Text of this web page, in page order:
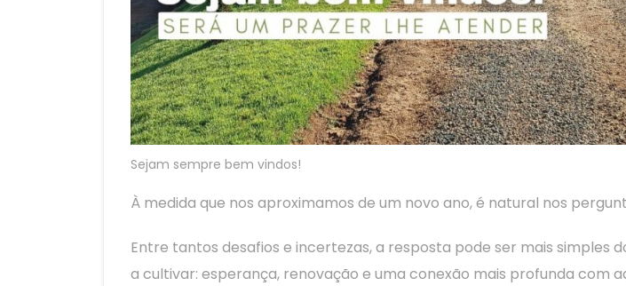
Sejam sempre bem vindos!
À medida que nos aproximamos de um novo ano, é natural nos
Entre tantos desafios e incertezas, a resposta pode ser mais simples
a cultivar: esperança, renovação e uma conexão mais profunda com